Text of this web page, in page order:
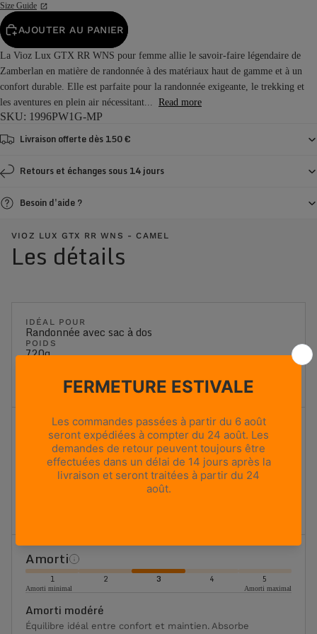
Size Guide
AJOUTER AU PANIER
La Vioz Lux GTX RR WNS pour femme allie le savoir-faire légendaire de
Zamberlan en matière de randonnée à des matériaux haut de gamme et à un
confort durable. Elle est parfaite pour la randonnée exigeante, le trekking et
les aventures en plein air nécessitant... Read more
SKU: 1996PW1G-MP
Livraison offerte dès 150 €
Retours et échanges sous 14 jours
Besoin d'aide ?
VIOZ LUX GTX RR WNS - CAMEL
Les détails
IDÉAL POUR
Randonnée avec sac à dos
POIDS
720g
Mi-haute
Indice de flexibilité
1 2 3 4 5
Flexibilité maximale Rigidité maximale
Flexibilité modérée
Amorti
1 2 3 4 5
Amorti minimal Amorti maximal
Amorti modéré
Équilibre idéal entre confort et maintien. Absorbe